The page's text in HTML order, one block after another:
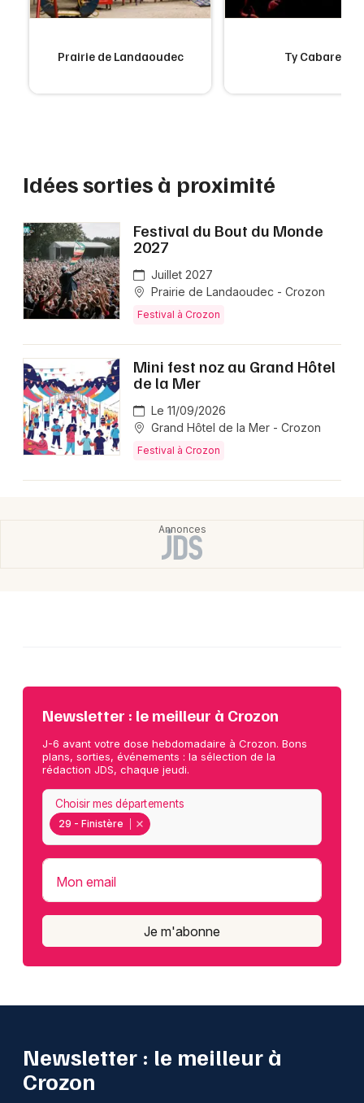
Prairie de Landaoudec Ty Cabaret
Idées sorties à proximité
Festival du Bout du Monde
2027
Juillet 2027
Prairie de Landaoudec - Crozon
Festival à Crozon
Mini fest noz au Grand Hôtel
de la Mer
Le 11/09/2026
Grand Hôtel de la Mer - Crozon
Festival à Crozon
Newsletter : le meilleur à Crozon
J-6 avant votre dose hebdomadaire à Crozon. Bons
plans, sorties, événements : la sélection de la
rédaction JDS, chaque jeudi.
29 - Finistère
Choisir mes départements
Mon email
Je m'abonne
Newsletter : le meilleur à
Crozon